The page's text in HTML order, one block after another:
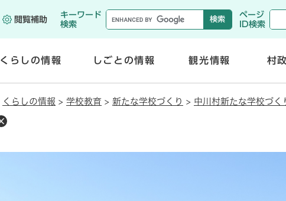
メニューを飛ばして本文へ
閲覧補助
キーワード
検索
ページ
ID検索
くらしの情報 しごとの情報
く
観光情報 村
く
くらしの情報 > 学校教育 > 新たな学校づくり > 中川村新たな学校づく